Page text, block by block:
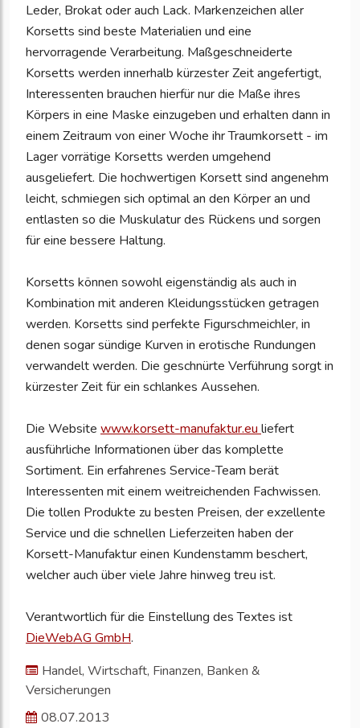
Leder, Brokat oder auch Lack. Markenzeichen aller
Korsetts sind beste Materialien und eine
hervorragende Verarbeitung. Maßgeschneiderte
Korsetts werden innerhalb kürzester Zeit angefertigt,
Interessenten brauchen hierfür nur die Maße ihres
Körpers in eine Maske einzugeben und erhalten dann in
einem Zeitraum von einer Woche ihr Traumkorsett - im
Lager vorrätige Korsetts werden umgehend
ausgeliefert. Die hochwertigen Korsett sind angenehm
leicht, schmiegen sich optimal an den Körper an und
entlasten so die Muskulatur des Rückens und sorgen
für eine bessere Haltung.
Korsetts können sowohl eigenständig als auch in
Kombination mit anderen Kleidungsstücken getragen
werden. Korsetts sind perfekte Figurschmeichler, in
denen sogar sündige Kurven in erotische Rundungen
verwandelt werden. Die geschnürte Verführung sorgt in
kürzester Zeit für ein schlankes Aussehen.
Die Website www.korsett-manufaktur.eu liefert
ausführliche Informationen über das komplette
Sortiment. Ein erfahrenes Service-Team berät
Interessenten mit einem weitreichenden Fachwissen.
Die tollen Produkte zu besten Preisen, der exzellente
Service und die schnellen Lieferzeiten haben der
Korsett-Manufaktur einen Kundenstamm beschert,
welcher auch über viele Jahre hinweg treu ist.
Verantwortlich für die Einstellung des Textes ist
DieWebAG GmbH.
Handel, Wirtschaft, Finanzen, Banken &
Versicherungen
08.07.2013